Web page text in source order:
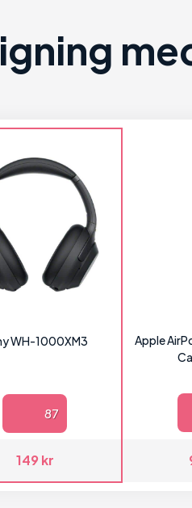
WH-1000XM3
87
Apple
149 kr